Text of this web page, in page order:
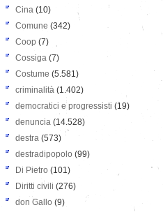
Cina (10)
Comune (342)
Coop (7)
Cossiga (7)
Costume (5.581)
criminalità (1.402)
democratici e progressisti (19)
denuncia (14.528)
destra (573)
destradipopolo (99)
Di Pietro (101)
Diritti civili (276)
don Gallo (9)